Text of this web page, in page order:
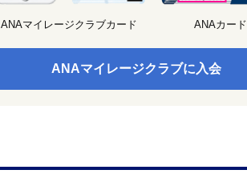
ANAマイレージクラブカード ANAカード
ANAマイレージクラブに入会